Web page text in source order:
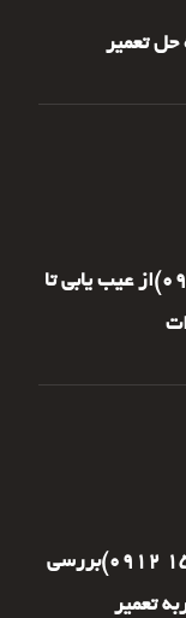
حل تعمیر
تعمیر گیربکس سانتافه(09121545513)از عیب یابی تا
تعمیر گیربکس CVT نیسان(5513 154 0912)بررسی
تعمیر